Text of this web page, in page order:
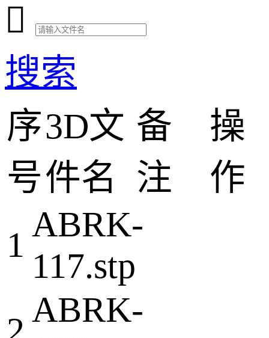

搜索
序
号
3D文
件名
备
注
操
作
1
ABRK-
117.stp
ABRK-